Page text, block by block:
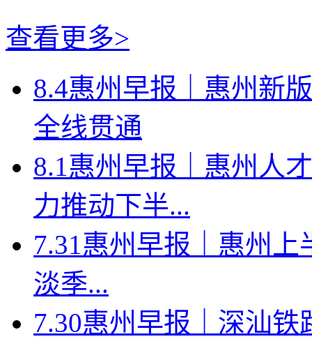
查看更多>
8.4惠州早报｜惠州新
全线贯通
8.1惠州早报｜惠州人
力推动下半...
7.31惠州早报｜惠州上
淡季...
7.30惠州早报｜深汕